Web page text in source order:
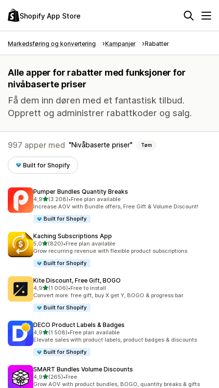
Shopify App Store
Markedsføring og konvertering Kampanjer Rabatter
Alle apper for rabatter med funksjoner for
nivåbaserte priser
Få dem inn døren med et fantastisk tilbud.
Opprett og administrer rabattkoder og salg.
997 apper med Nivåbaserte priser Tøm
Built for Shopify
Pumper Bundles Quantity Breaks
4,9av 5 stjerner
(3 208)
Totalt 3208 omtaler
•Free plan available
Increase AOV with Bundle offers, Free Gift & Volume Discount!
Built for Shopify
Kaching Subscriptions App
5,0av 5 stjerner
(820)
Totalt 820 omtaler
•Free plan available
Grow recurring revenue with flexible product subscriptions
Built for Shopify
Kite Discount, Free Gift, BOGO
4,9av 5 stjerner
(1 006)
Totalt 1006 omtaler
•Free to install
Convert more: free gift, buy X get Y, BOGO & progress bar
Built for Shopify
DECO Product Labels & Badges
4,9av 5 stjerner
(1 508)
Totalt 1508 omtaler
•Free plan available
Elevate sales with product labels, product badges & discounts
Built for Shopify
SMART Bundles Volume Discounts
4,9av 5 stjerner
(265)
Totalt 265 omtaler
•Free
Grow AOV with product bundles, BOGO, quantity breaks & gifts